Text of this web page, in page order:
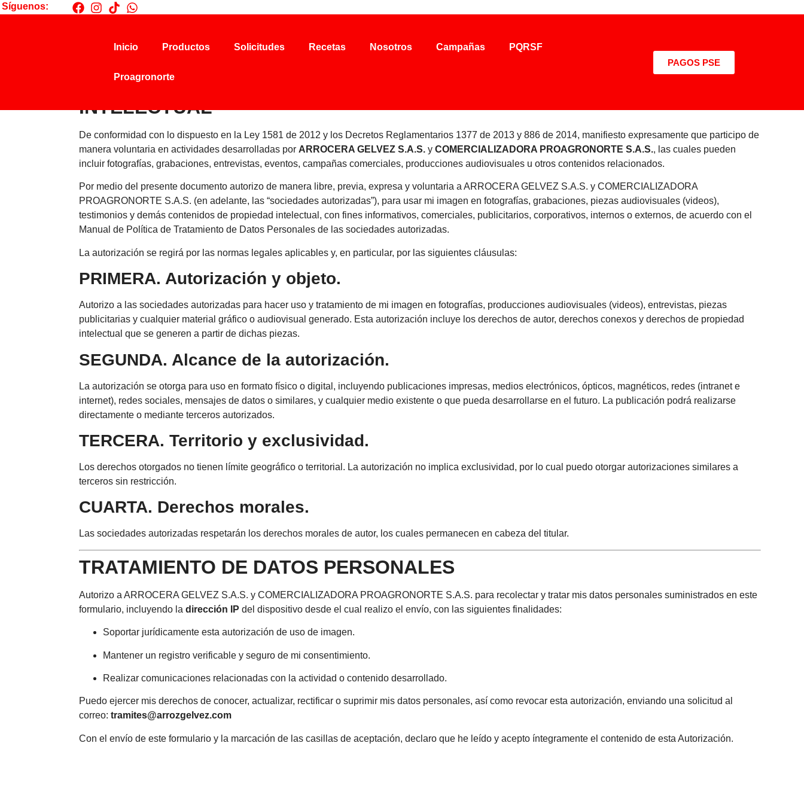
Síguenos:
PAGOS PSE
Inicio Productos Solicitudes Recetas Nosotros Campañas PQRSF
Proagronorte
AUTORIZACIÓN DE USO DE IMÁGENES AUDIOVISUALES Y PROPIEDAD
INTELECTUAL
De conformidad con lo dispuesto en la Ley 1581 de 2012 y los Decretos Reglamentarios 1377 de 2013 y 886 de 2014, manifiesto expresamente que participo de
manera voluntaria en actividades desarrolladas por ARROCERA GELVEZ S.A.S. y COMERCIALIZADORA PROAGRONORTE S.A.S., las cuales pueden
incluir fotografías, grabaciones, entrevistas, eventos, campañas comerciales, producciones audiovisuales u otros contenidos relacionados.
Por medio del presente documento autorizo de manera libre, previa, expresa y voluntaria a ARROCERA GELVEZ S.A.S. y COMERCIALIZADORA
PROAGRONORTE S.A.S. (en adelante, las “sociedades autorizadas”), para usar mi imagen en fotografías, grabaciones, piezas audiovisuales (videos),
testimonios y demás contenidos de propiedad intelectual, con fines informativos, comerciales, publicitarios, corporativos, internos o externos, de acuerdo con el
Manual de Política de Tratamiento de Datos Personales de las sociedades autorizadas.
La autorización se regirá por las normas legales aplicables y, en particular, por las siguientes cláusulas:
PRIMERA. Autorización y objeto.
Autorizo a las sociedades autorizadas para hacer uso y tratamiento de mi imagen en fotografías, producciones audiovisuales (videos), entrevistas, piezas
publicitarias y cualquier material gráfico o audiovisual generado. Esta autorización incluye los derechos de autor, derechos conexos y derechos de propiedad
intelectual que se generen a partir de dichas piezas.
SEGUNDA. Alcance de la autorización.
La autorización se otorga para uso en formato físico o digital, incluyendo publicaciones impresas, medios electrónicos, ópticos, magnéticos, redes (intranet e
internet), redes sociales, mensajes de datos o similares, y cualquier medio existente o que pueda desarrollarse en el futuro. La publicación podrá realizarse
directamente o mediante terceros autorizados.
TERCERA. Territorio y exclusividad.
Los derechos otorgados no tienen límite geográfico o territorial. La autorización no implica exclusividad, por lo cual puedo otorgar autorizaciones similares a
terceros sin restricción.
CUARTA. Derechos morales.
Las sociedades autorizadas respetarán los derechos morales de autor, los cuales permanecen en cabeza del titular.
TRATAMIENTO DE DATOS PERSONALES
Autorizo a ARROCERA GELVEZ S.A.S. y COMERCIALIZADORA PROAGRONORTE S.A.S. para recolectar y tratar mis datos personales suministrados en este
formulario, incluyendo la dirección IP del dispositivo desde el cual realizo el envío, con las siguientes finalidades:
Soportar jurídicamente esta autorización de uso de imagen.
Mantener un registro verificable y seguro de mi consentimiento.
Realizar comunicaciones relacionadas con la actividad o contenido desarrollado.
Puedo ejercer mis derechos de conocer, actualizar, rectificar o suprimir mis datos personales, así como revocar esta autorización, enviando una solicitud al
correo: tramites@arrozgelvez.com
Con el envío de este formulario y la marcación de las casillas de aceptación, declaro que he leído y acepto íntegramente el contenido de esta Autorización.